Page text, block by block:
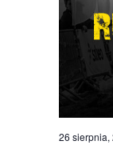
26 sierpnia,